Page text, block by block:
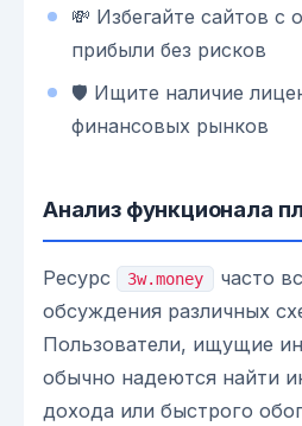
💸 Избегайте сайтов с
прибыли без рисков
🛡️ Ищите наличие
финансовых рынков
Анализ функционала
Ресурс 3w.money
часто
обсуждения различных
Пользователи, ищущие
обычно надеются найти
дохода или быстрого